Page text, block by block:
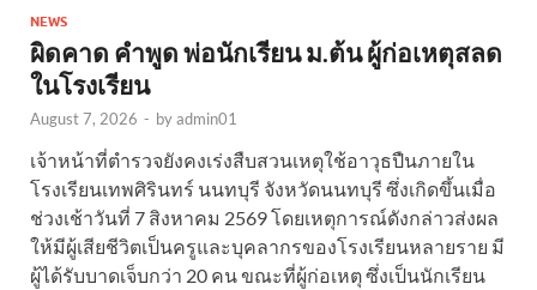
NEWS
ผิดคาด คำพูด พ่อนักเรียน ม.ต้น ผู้ก่อเหตุสลด
ในโรงเรียน
August 7, 2026 - byadmin01
เจ้าหน้าที่ตำรวจยังคงเร่งสืบสวนเหตุใช้อาวุธปืนภายใน
โรงเรียนเทพศิรินทร์ นนทบุรี จังหวัดนนทบุรี ซึ่งเกิดขึ้นเมื่อ
ช่วงเช้าวันที่ 7 สิงหาคม 2569 โดยเหตุการณ์ดังกล่าวส่งผล
ให้มีผู้เสียชีวิตเป็นครูและบุคลากรของโรงเรียนหลายราย มี
ผู้ได้รับบาดเจ็บกว่า 20 คน ขณะที่ผู้ก่อเหตุ ซึ่งเป็นนักเรียน